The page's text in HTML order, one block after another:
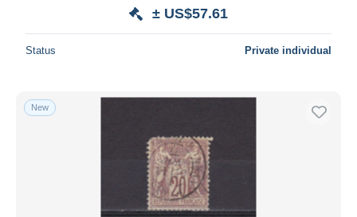
± US$57.61
Status Private individual
New